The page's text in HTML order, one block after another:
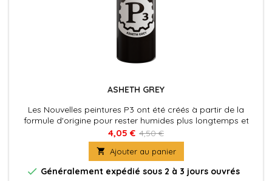
ASHETH GREY
Les Nouvelles peintures P3 ont été créés à partir de la
formule d'origine pour rester humides plus longtemps et
permettre aux peintres de travailler les couleurs plus
facilement sur les figurines. La nouvelle formule des P3 à été
également optimisé au niveau de la charge pigmentaire
afin d'obtenir des couleurs riches et éclatantes, sans perdre
la...
4,05 € 4,50 €
 Ajouter au panier
 Généralement expédié sous 2 à 3 jours ouvrés